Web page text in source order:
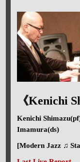
《Kenichi
Kenichi
Imamura(ds)
[Modern Jazz ♫